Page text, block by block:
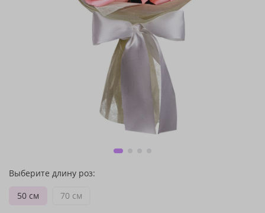
Выберите длину роз:
50 см
70 см